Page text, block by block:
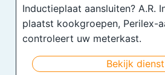
Inductieplaat aansluiten? A.R.
plaatst kookgroepen, Perilex-
controleert uw meterkast.
Bekijk dienst